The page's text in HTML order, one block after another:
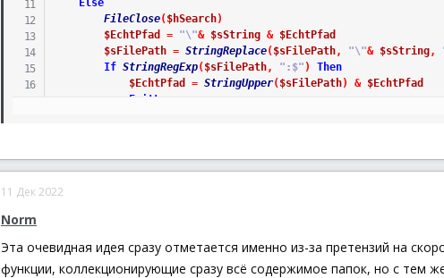
FileClose($hSearch)
$EchtPfad
= "\"& $sString &
$EchtPfad
$sFilePath = StringReplace($sFilePath, "\"& $sString,
If StringRegExp($sFilePath, ":$" )
Then
$EchtPfad
= StringUpper($sFilePath) &
$EchtPfad
ExitLoop
ExitLoop
FileExists
11 Дек 2022
Norm
Эта очевидная идея сразу отметается именно из-за претензий на
функции, коллекционирующие сразу всё содержимое папок, но с тем